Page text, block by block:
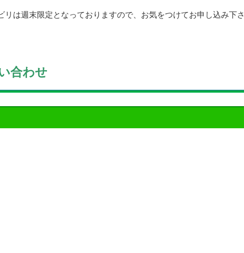
リは週末限定となっておりますので、お気をつけてお申し込み下さ
合わせ